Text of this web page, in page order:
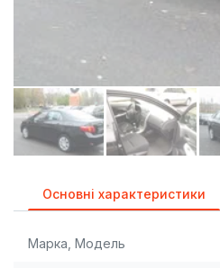
Основні характеристики
Марка, Модель